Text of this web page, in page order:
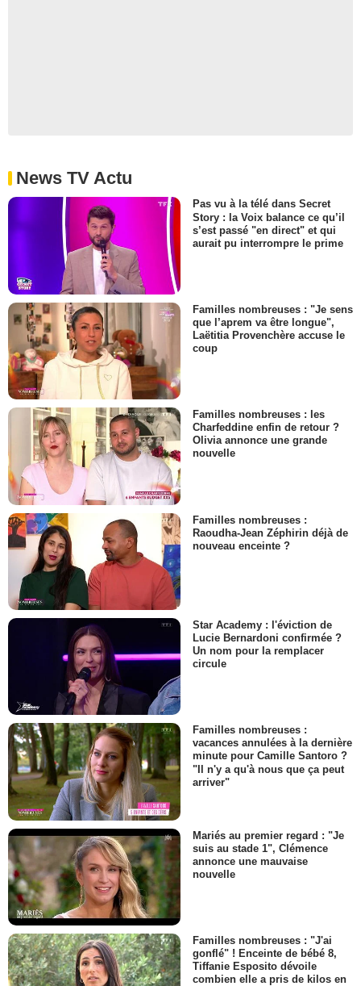
News TV Actu
Pas vu à la télé dans Secret
Story : la Voix balance ce qu’il
s’est passé "en direct" et qui
aurait pu interrompre le prime
Familles nombreuses : "Je sens
que l’aprem va être longue",
Laëtitia Provenchère accuse le
coup
Familles nombreuses : les
Charfeddine enfin de retour ?
Olivia annonce une grande
nouvelle
Familles nombreuses :
Raoudha-Jean Zéphirin déjà de
nouveau enceinte ?
Star Academy : l'éviction de
Lucie Bernardoni confirmée ?
Un nom pour la remplacer
circule
Familles nombreuses :
vacances annulées à la dernière
minute pour Camille Santoro ?
"Il n'y a qu'à nous que ça peut
arriver"
Mariés au premier regard : "Je
suis au stade 1", Clémence
annonce une mauvaise
nouvelle
Familles nombreuses : "J'ai
gonflé" ! Enceinte de bébé 8,
Tiffanie Esposito dévoile
combien elle a pris de kilos en